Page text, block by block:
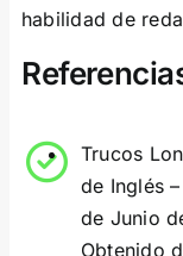
habilidad de
Trucos
de Inglés –
de Junio
Obtenido